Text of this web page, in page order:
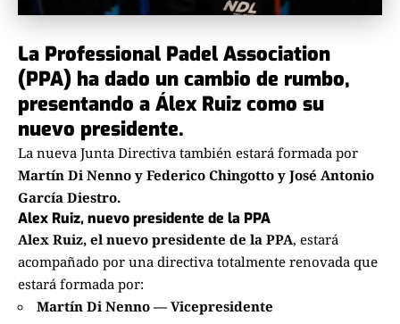
La Professional Padel Association
(PPA) ha dado un cambio de rumbo,
presentando a Álex Ruiz como su
nuevo presidente.
La nueva Junta Directiva también estará formada por
Martín Di Nenno y Federico Chingotto y José Antonio
García Diestro.
Alex Ruiz, nuevo presidente de la PPA
Alex Ruiz, el nuevo presidente de la PPA, estará
acompañado por una directiva totalmente renovada que
estará formada por:
Martín Di Nenno — Vicepresidente